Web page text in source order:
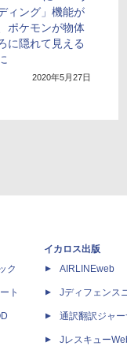
ィング」機能が
ポケモンが物体
に隠れて見える
2020年5月27日
ク
ト
イカロス出版
AIRLINEweb
Jディフェンス
通訳翻訳ジャ
Jレスキュー